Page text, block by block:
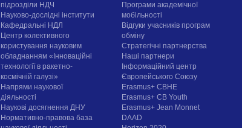
підрозділи НДЧ
Науково-дослідні інститути
Кафедральні НДЛ
Центр колективного
користування науковим
обладнанням «Інноваційні
технології в ракетно-
космічній галузі»
Напрями наукової
діяльності
Наукові досягнення ДНУ
Нормативно-правова база
Програми академічної
мобільності
Відгуки учасників програм
обміну
Стратегічні партнерства
Наші партнери
Інформаційний центр
Європейського Союзу
Erasmus+ CBHE
Erasmus+ CB Youth
Erasmus+ Jean Monnet
DAAD